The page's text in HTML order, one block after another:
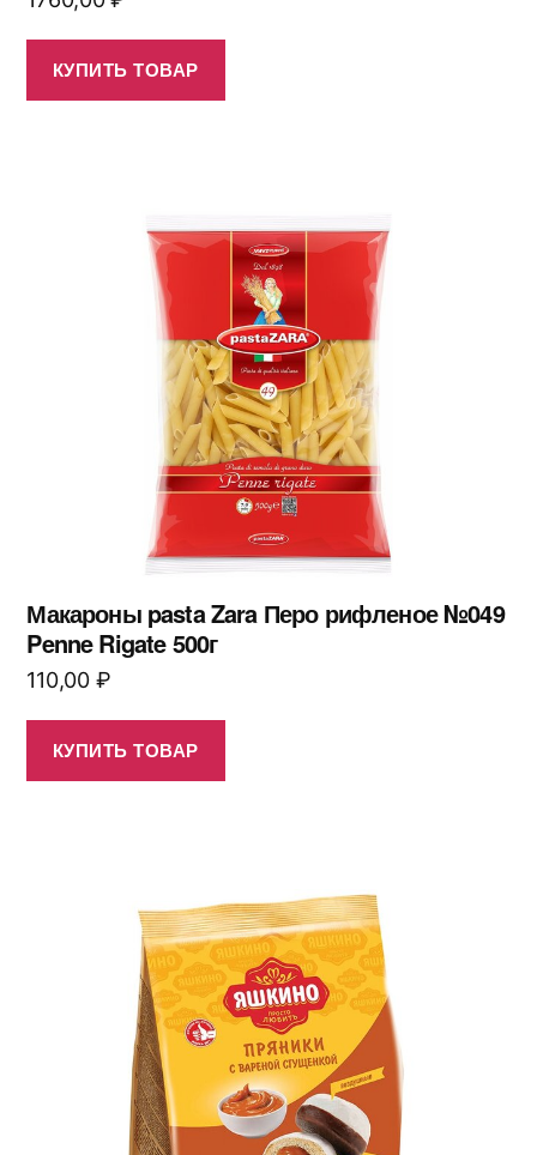
КУПИТЬ ТОВАР
Макароны pasta Zara Перо рифленое №049
Penne Rigate 500г
110,00 ₽
КУПИТЬ ТОВАР